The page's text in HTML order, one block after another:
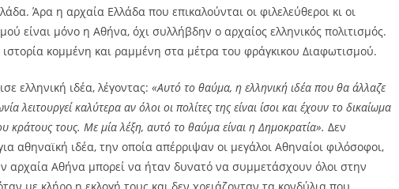
Άρα η αρχαία Ελλάδα που επικαλούνται οι φιλελεύθεροι κι οι
είναι μόνο η Αθήνα, όχι συλλήβδην ο αρχαίος ελληνικός πολιτισμός.
κομμένη και ραμμένη στα μέτρα του φράγκικου Διαφωτισμού.
ελληνική ιδέα, λέγοντας: «Αυτό το θαύμα, η ελληνική ιδέα που θα άλλαζε
λειτουργεί καλύτερα αν όλοι οι πολίτες της είναι ίσοι και έχουν το δικαίωμα
κράτους τους. Με μία λέξη, αυτό το θαύμα είναι η Δημοκρατία». Δεν
αθηναϊκή ιδέα, την οποία απέρριψαν οι μεγάλοι Αθηναίοι φιλόσοφοι,
αρχαία Αθήνα μπορεί να ήταν δυνατό να συμμετάσχουν όλοι στην